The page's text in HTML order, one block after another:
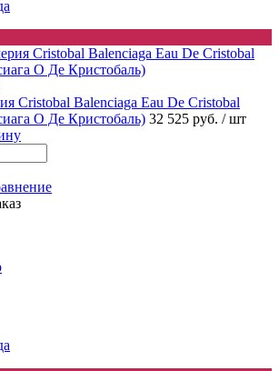
Cristobal Balenciaga Eau De Cristobal
О Де Кристобаль) 32 525 руб. / шт